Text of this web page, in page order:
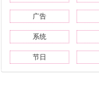
广告
系统
节日